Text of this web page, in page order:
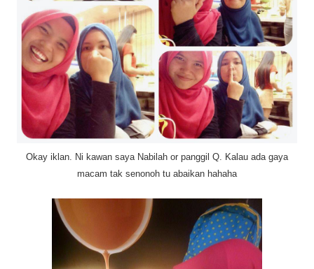
Okay iklan. Ni kawan saya Nabilah or panggil Q. Kalau ada gaya
macam tak senonoh tu abaikan hahaha